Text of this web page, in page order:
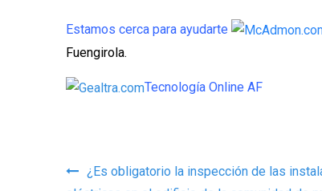
Estamos cerca para ayudarte
Fuengirola.
Tecnología Online AF
Navegación de
¿Es obligatorio la inspección de las